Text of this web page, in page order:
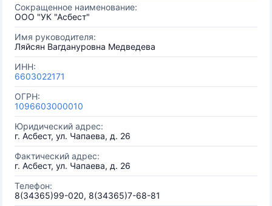
Сокращенное наименование:
ООО "УК "Асбест"
Имя руководителя:
Ляйсян Вагдануровна Медведева
ИНН:
6603022171
ОГРН:
1096603000010
Юридический адрес:
г. Асбест, ул. Чапаева, д. 26
Фактический адрес:
г. Асбест, ул. Чапаева, д. 26
Телефон:
8(34365)99-020, 8(34365)7-68-81